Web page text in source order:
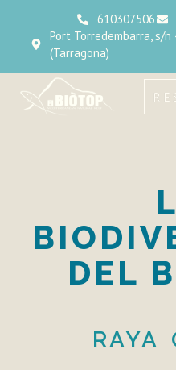
610307506
Port Torredembarra, s/
(Tarragona)
DEL
RAYA